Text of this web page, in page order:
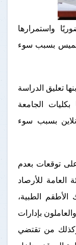
واستمرارها
بسبب سوء
تعليق الدراسة
الجامعة
بسبب سوء
توقعات بعدم
العامة للأرصاد
الطبية،
بإدارات
وكذلك من تقتضي